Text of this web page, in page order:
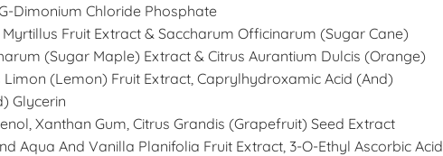
Dimonium Chloride Phosphate
Fruit Extract & Saccharum Officinarum (Sugar Cane)
(Sugar Maple) Extract & Citrus Aurantium Dulcis (Orange)
Limon (Lemon) Fruit Extract, Caprylhydroxamic Acid (And)
Glycerin
Xanthan Gum, Citrus Grandis (Grapefruit) Seed Extract
Aqua And Vanilla Planifolia Fruit Extract, 3-O-Ethyl Ascorbic Acid